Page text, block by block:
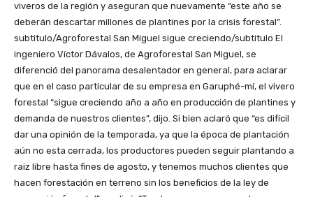
viveros de la región y aseguran que nuevamente “este año se
deberán descartar millones de plantines por la crisis forestal”.
subtitulo/Agroforestal San Miguel sigue creciendo/subtitulo El
ingeniero Víctor Dávalos, de Agroforestal San Miguel, se
diferenció del panorama desalentador en general, para aclarar
que en el caso particular de su empresa en Garuphé-mí, el vivero
forestal “sigue creciendo año a año en producción de plantines y
demanda de nuestros clientes”, dijo. Si bien aclaró que “es difícil
dar una opinión de la temporada, ya que la época de plantación
aún no esta cerrada, los productores pueden seguir plantando a
raiz libre hasta fines de agosto, y tenemos muchos clientes que
hacen forestación en terreno sin los beneficios de la ley de